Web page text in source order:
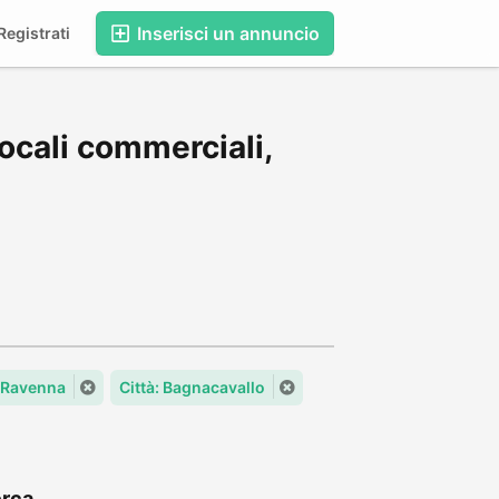
Inserisci un annuncio
commerciali,
Città: Bagnacavallo